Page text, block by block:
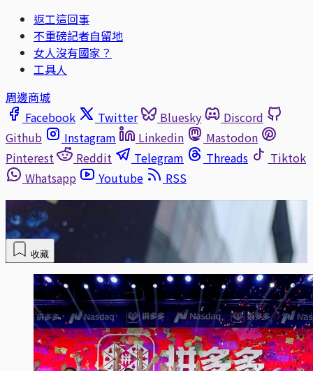
返工這回事
不重磅記者自留地
女人沒有國家？
工具人
周邊商城
Facebook
Twitter Bluesky
Discord
Github
Instagram Linkedin
Mastodon
Pinterest
Reddit Telegram Threads
Tiktok
Whatsapp
Youtube RSS
中國經濟大變局
收藏